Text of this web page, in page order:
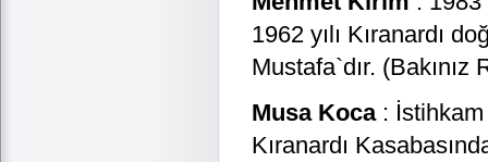
1962 yılı Kıranardı
Mustafa`dır. (Bakınız
Musa Koca: İstihkam
Kıranardı